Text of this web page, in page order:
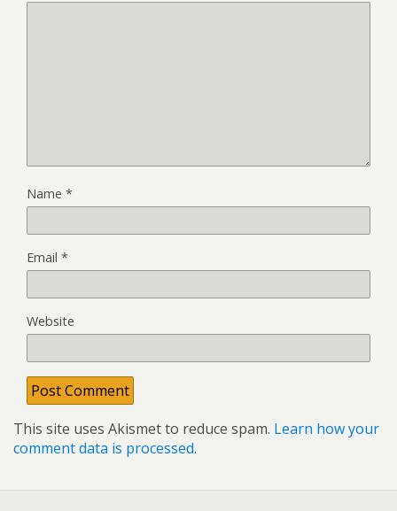
Name *
Email *
Website
This site uses Akismet to reduce spam. Learn how your
comment data is processed.